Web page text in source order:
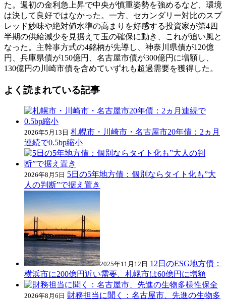
た。週初の金利急上昇で中央が慎重姿勢を強めるなど、環境
は決して良好ではなかった。一方、セカンダリー対比のスプ
レッド妙味や絶対値水準の高まりを好感する投資家が第4四
半期の供給減少を見据えて玉の確保に動き、これが追い風と
なった。主幹事方式の4銘柄が先導し、神奈川県債が120億
円、兵庫県債が150億円、名古屋市債が300億円に増額し、
130億円の川崎市債を含めていずれも超過需要を獲得した。
よく読まれている記事
2026年5月13日 札幌市・川崎市・名古屋市20年債：2ヵ月
連続で0.5bp縮小
2026年8月5日 5日の5年地方債：個別ならタイト化も”大
人の判断”で据え置き
2025年11月12日 12日のESG地方債：
横浜市に200億円近い需要、札幌市は60億円に増額
2026年8月6日 財務担当に聞く：名古屋市、先進の生物多